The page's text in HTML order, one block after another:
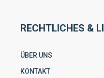
RECHTLICHES &
ÜBER UNS
KONTAKT